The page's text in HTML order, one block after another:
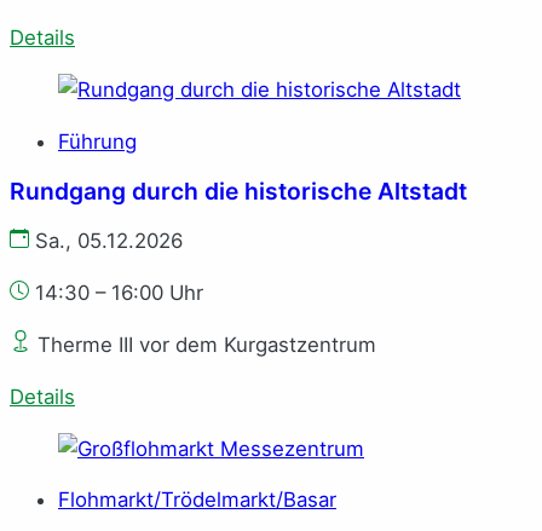
Details
Führung
Rundgang durch die historische Altstadt
Sa., 05.12.2026
14:30 – 16:00 Uhr
Therme III vor dem Kurgastzentrum
Details
Flohmarkt/Trödelmarkt/Basar